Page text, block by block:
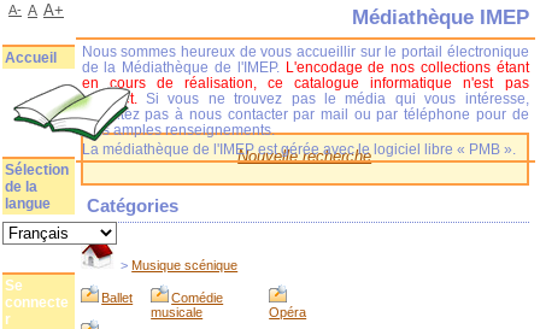
Nouvelle recherche
Catégories
>Musique scénique
Ballet
Comédie
musicale
Opéra
Médiathèque IMEP
Nous sommes heureux de vous accueillir sur le portail électronique
de la Médiathèque de l'IMEP. L'encodage de nos collections étant
en cours de réalisation, ce catalogue informatique n'est pas
complet.
Si vous ne trouvez pas le média qui vous intéresse,
n'hésitez pas à nous contacter par mail ou par téléphone pour de
plus amples renseignements.
La médiathèque de l'IMEP est gérée avec le logiciel libre « PMB ».
A- A A+
Accueil
Sélection
de la
langue
Se
connecte
r